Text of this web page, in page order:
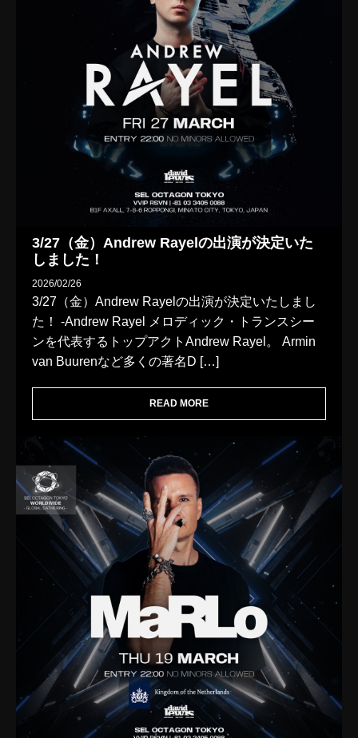
3/27（金）Andrew Rayelの出演が決定いた
しました！
2026/02/26
3/27（金）Andrew Rayelの出演が決定いたしまし
た！ -Andrew Rayel メロディック・トランスシー
ンを代表するトップアクトAndrew Rayel。 Armin
van Buurenなど多くの著名D […]
READ MORE